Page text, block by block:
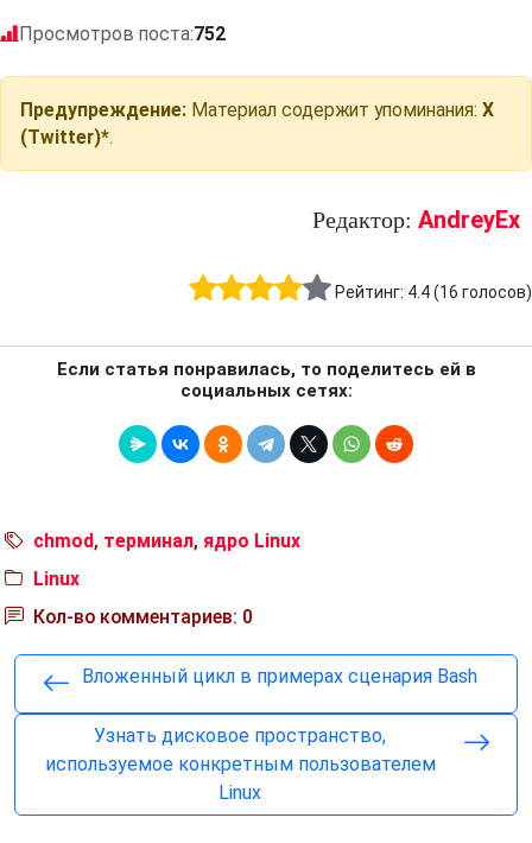
Просмотров поста:752
Предупреждение: Материал содержит упоминания: X
(Twitter)*.
Редактор: AndreyEx
Рейтинг: 4.4(16 голосов)
Если статья понравилась, то поделитесь ей в
социальных сетях:
chmod, терминал, ядро Linux
Linux
Кол-во комментариев: 0
Вложенный цикл в примерах сценария Bash
Узнать дисковое пространство,
используемое конкретным пользователем
Linux